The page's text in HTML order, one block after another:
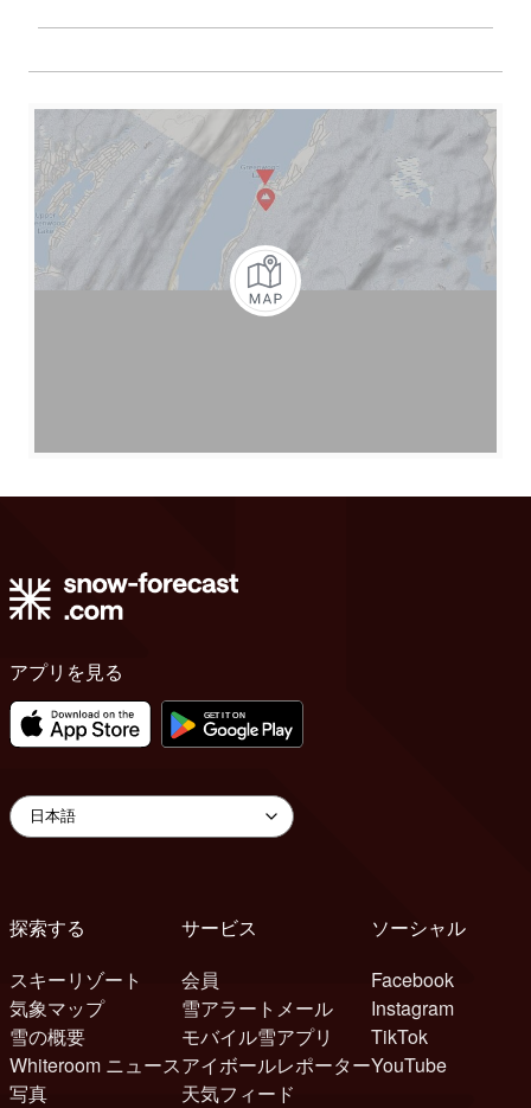
アプリを見る
探索する
スキーリゾート
気象マップ
雪の概要
Whiteroom ニュース
写真
サービス
会員
雪アラートメール
モバイル雪アプリ
アイボールレポーター
天気フィード
ソーシャル
Facebook
Instagram
TikTok
YouTube